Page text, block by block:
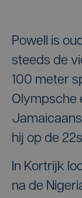
Powell is
steeds de
100 meter
Olympsche
hij op de
In Kortrijk
na de